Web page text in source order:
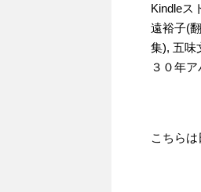
Kindleス
遠裕子(
集), 五味
３０年
こちら